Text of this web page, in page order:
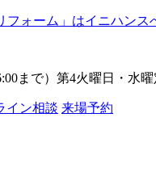
まで）第4火曜日・水
イン相談 来場予約